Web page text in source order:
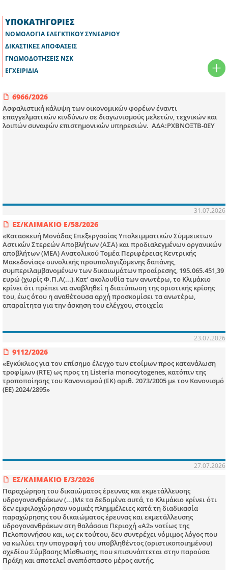
6966/2026
Aσφαλιστική κάλυψη των οικονομικών φορέων έναντι
επαγγελματικών κινδύνων σε διαγωνισμούς μελετών, τεχνικών και
λοιπών συναφών επιστημονικών υπηρεσιών. ΑΔΑ:ΡΧΒΝΟΞΤΒ-0ΕΥ
31.07.2026
ΕΣ/ΚΛΙΜΑΚΙΟ Ε/58/2026
«Κατασκευή Μονάδας Επεξεργασίας Υπολειμματικών Σύμμεικτων
Αστικών Στερεών Αποβλήτων (ΑΣΑ) και προδιαλεγμένων οργανικών
αποβλήτων (ΜΕΑ) Ανατολικού Τομέα Περιφέρειας Κεντρικής
Μακεδονίας» συνολικής προϋπολογιζόμενης δαπάνης,
συμπεριλαμβανομένων των δικαιωμάτων προαίρεσης, 195.065.451,39
ευρώ (χωρίς Φ.Π.Α(...).Κατ’ ακολουθία των ανωτέρω, το Κλιμάκιο
κρίνει ότι πρέπει να αναβληθεί η διατύπωση της οριστικής κρίσης
του, έως ότου η αναθέτουσα αρχή προσκομίσει τα ανωτέρω,
απαραίτητα για την άσκηση του ελέγχου, στοιχεία
23.07.2026
9112/2026
«Εγκύκλιος για τον επίσημο έλεγχο των ετοίμων προς κατανάλωση
τροφίμων (RTE) ως προς τη Listeria monocytogenes, κατόπιν της
τροποποίησης του Κανονισμού (ΕΚ) αριθ. 2073/2005 με τον Κανονισμό
(ΕΕ) 2024/2895»
27.07.2026
ΕΣ/ΚΛΙΜΑΚΙΟ Ε/3/2026
Παραχώρηση του δικαιώματος έρευνας και εκμετάλλευσης
υδρογονανθράκων (...)Με τα δεδομένα αυτά, το Κλιμάκιο κρίνει ότι
δεν εμφιλοχώρησαν νομικές πλημμέλειες κατά τη διαδικασία
παραχώρησης του δικαιώματος έρευνας και εκμετάλλευσης
υδρογονανθράκων στη θαλάσσια Περιοχή «Α2» νοτίως της
Πελοποννήσου και, ως εκ τούτου, δεν συντρέχει νόμιμος λόγος που
να κωλύει την υπογραφή του υποβληθέντος (οριστικοποιημένου)
σχεδίου Σύμβασης Μίσθωσης, που επισυνάπτεται στην παρούσα
Πράξη και αποτελεί αναπόσπαστο μέρος αυτής.
ΥΠΟΚΑΤΗΓΟΡΙΕΣ
ΝΟΜΟΛΟΓΙΑ ΕΛΕΓΚΤΙΚΟΥ ΣΥΝΕΔΡΙΟΥ
ΔΙΚΑΣΤΙΚΕΣ ΑΠΟΦΑΣΕΙΣ
ΓΝΩΜΟΔΟΤΗΣΕΙΣ ΝΣΚ
ΕΓΧΕΙΡΙΔΙΑ